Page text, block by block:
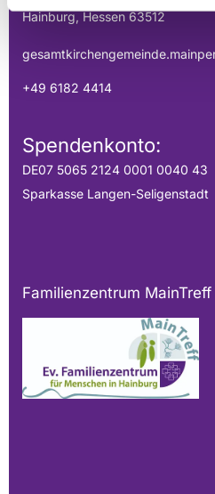
Hainburg, Hessen 63512
+49 6182 4414
Spendenkonto:
DE07 5065 2124 0001 0040 43
Sparkasse Langen-Seligenstadt
Familienzentrum MainTreff